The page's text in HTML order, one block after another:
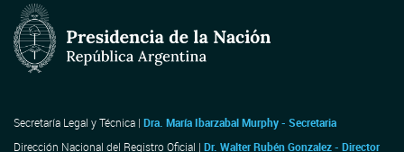
Secretaría Legal y Técnica | Dra. María Ibarzabal Murphy - Secretaria
Dirección Nacional del Registro Oficial | Dr. Walter Rubén Gonzalez - Director